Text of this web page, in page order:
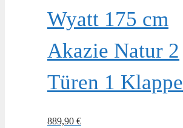
Wyatt 175 cm
Akazie Natur 2
Türen 1 Klappe
889,90 €